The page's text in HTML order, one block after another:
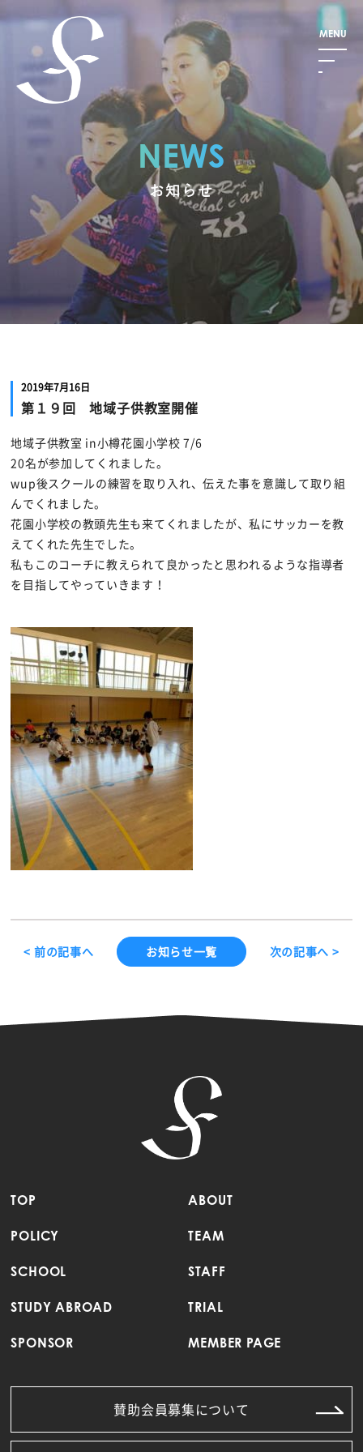
NEWS
お知らせ
2019年7月16日
第１９回 地域子供教室開催
地域子供教室 in小樽花園小学校 7/6
20名が参加してくれました。
wup後スクールの練習を取り入れ、伝えた事を意識して取り組
んでくれました。
花園小学校の教頭先生も来てくれましたが、私にサッカーを教
えてくれた先生でした。
私もこのコーチに教えられて良かったと思われるような指導者
を目指してやっていきます！
< 前の記事へ お知らせ一覧 次の記事へ >
TOP ABOUT
POLICY TEAM
SCHOOL STAFF
STUDY ABROAD TRIAL
SPONSOR MEMBER PAGE
賛助会員募集について